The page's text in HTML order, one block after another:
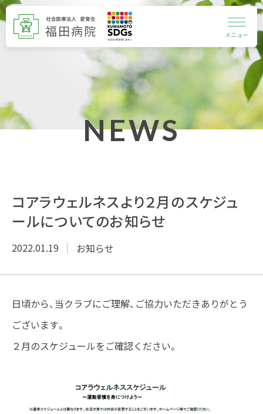
メニュー
NEWS
コアラウェルネスより２月のスケジュ
ールについてのお知らせ
2022.01.19 お知らせ
日頃から、当クラブにご理解、ご協力いただきありがとう
ございます。
２月のスケジュールをご確認ください。